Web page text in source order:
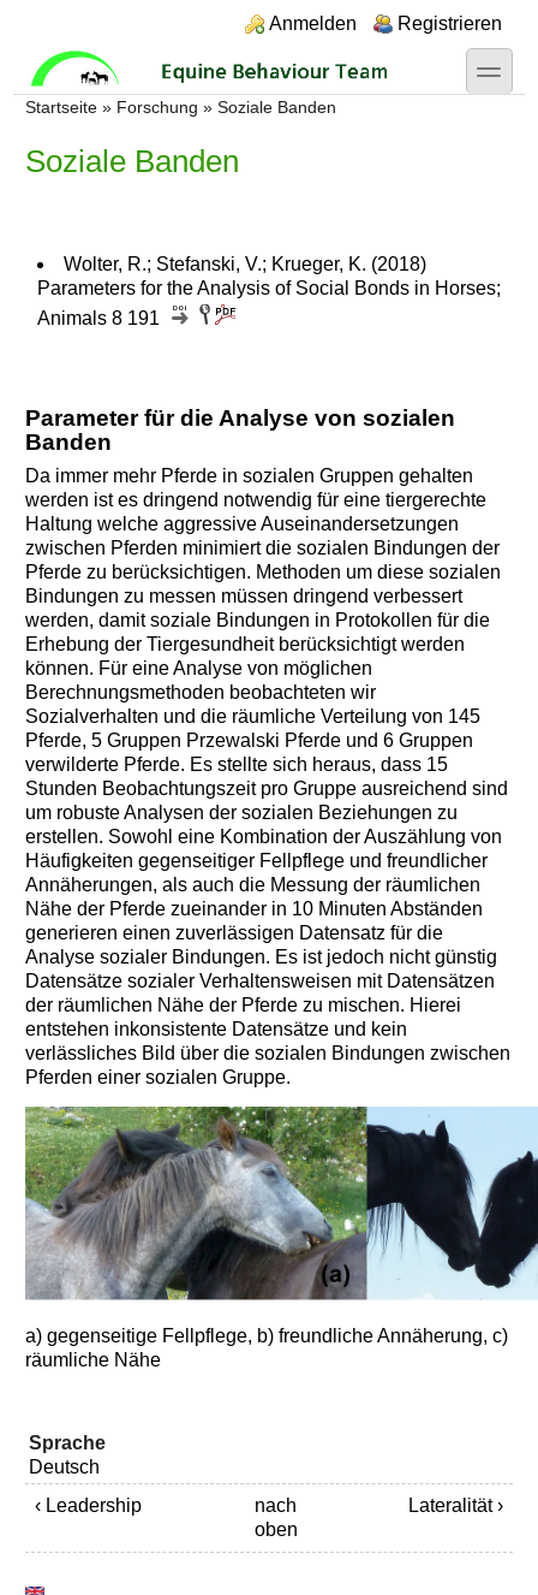
Login links
Anmelden Registrieren
toggle
Sie sind hier
Startseite » Forschung »Soziale Banden
Soziale Banden
Wolter, R.; Stefanski, V.; Krueger, K. (2018)
Parameters for the Analysis of Social Bonds in Horses;
Animals 8 191
Parameter für die Analyse von sozialen
Banden
Da immer mehr Pferde in sozialen Gruppen gehalten
werden ist es dringend notwendig für eine tiergerechte
Haltung welche aggressive Auseinandersetzungen
zwischen Pferden minimiert die sozialen Bindungen der
Pferde zu berücksichtigen. Methoden um diese sozialen
Bindungen zu messen müssen dringend verbessert
werden, damit soziale Bindungen in Protokollen für die
Erhebung der Tiergesundheit berücksichtigt werden
können. Für eine Analyse von möglichen
Berechnungsmethoden beobachteten wir
Sozialverhalten und die räumliche Verteilung von 145
Pferde, 5 Gruppen Przewalski Pferde und 6 Gruppen
verwilderte Pferde. Es stellte sich heraus, dass 15
Stunden Beobachtungszeit pro Gruppe ausreichend sind
um robuste Analysen der sozialen Beziehungen zu
erstellen. Sowohl eine Kombination der Auszählung von
Häufigkeiten gegenseitiger Fellpflege und freundlicher
Annäherungen, als auch die Messung der räumlichen
Nähe der Pferde zueinander in 10 Minuten Abständen
generieren einen zuverlässigen Datensatz für die
Analyse sozialer Bindungen. Es ist jedoch nicht günstig
Datensätze sozialer Verhaltensweisen mit Datensätzen
der räumlichen Nähe der Pferde zu mischen. Hierei
entstehen inkonsistente Datensätze und kein
verlässliches Bild über die sozialen Bindungen zwischen
Pferden einer sozialen Gruppe.
a) gegenseitige Fellpflege, b) freundliche Annäherung, c)
räumliche Nähe
Sprache
Deutsch
‹ Leadership
nach
oben
Lateralität ›